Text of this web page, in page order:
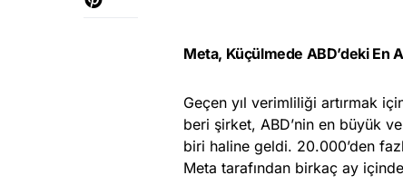
Meta, Küçülmede ABD’deki En
Geçen yıl verimliliği artırmak
beri şirket, ABD’nin en büyük
biri haline geldi. 20.000’den
Meta tarafından birkaç ay